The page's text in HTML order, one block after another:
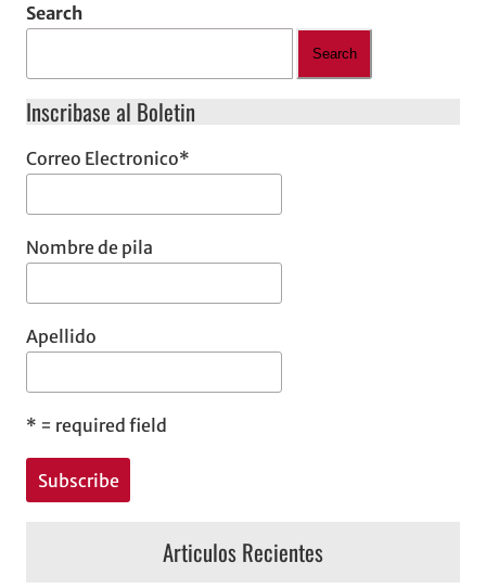
Search
Search
Inscribase al Boletin
Correo Electronico*
Nombre de pila
Apellido
* = required field
Articulos Recientes